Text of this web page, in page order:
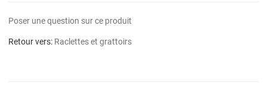
Poser une question sur ce produit
Retour vers: Raclettes et grattoirs